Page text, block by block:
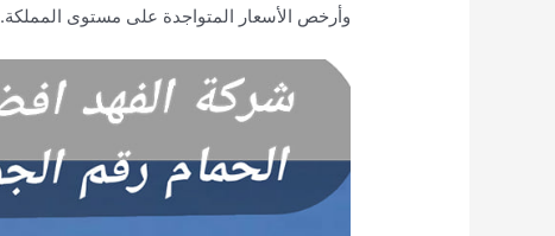
وأرخص الأسعار المتواجدة على مستوى المملكة.